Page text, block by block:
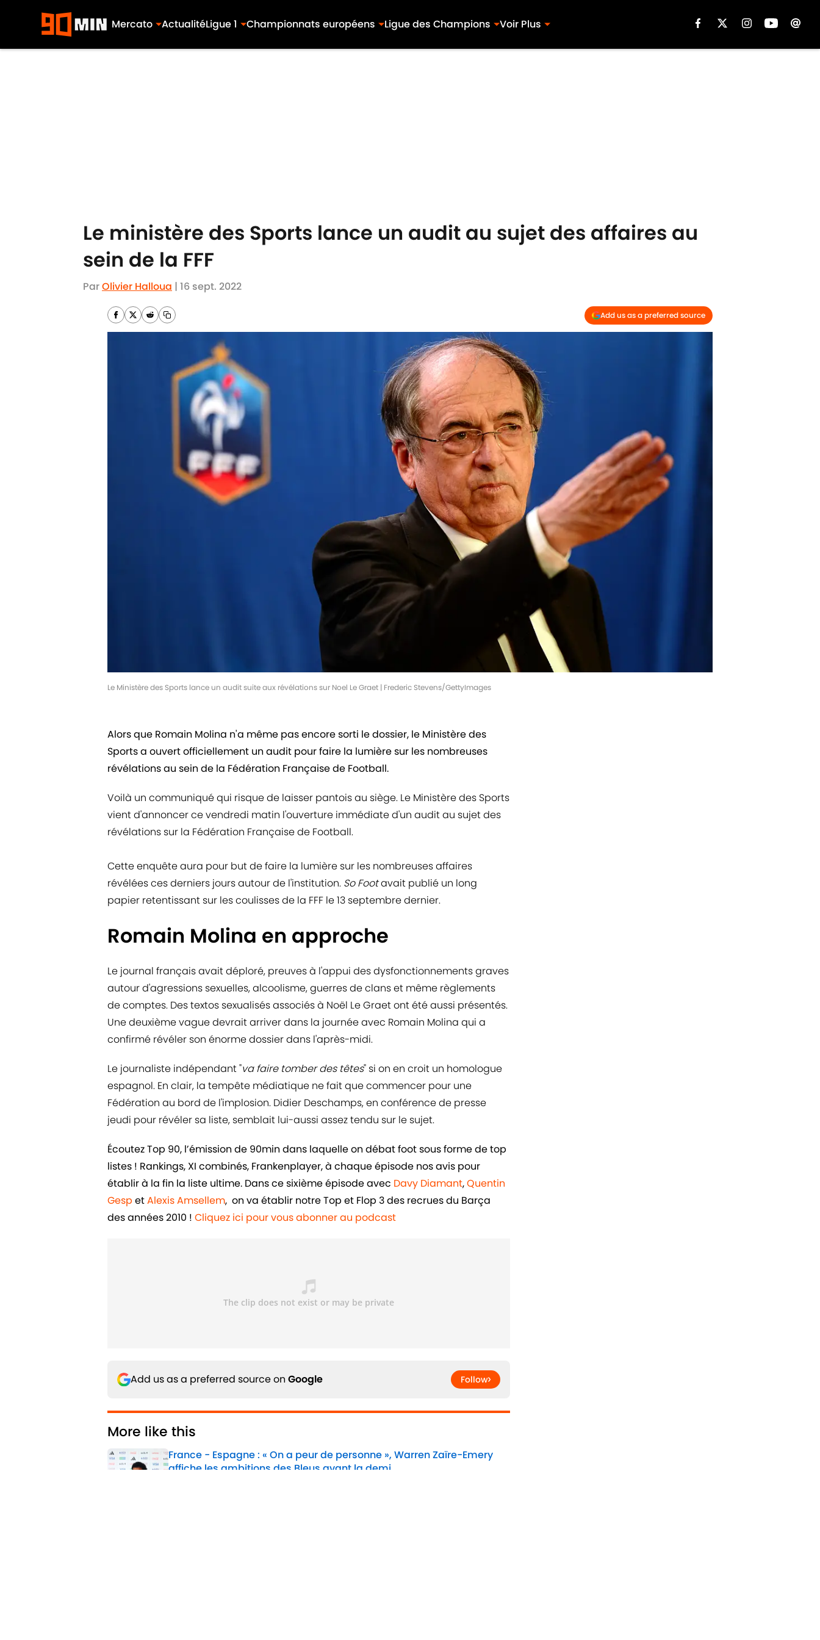
Mercato ActualitéLigue 1 Championnats européens Ligue des Champions Voir Plus
Le ministère des Sports lance un audit au sujet des affaires au
sein de la FFF
ParOlivier Halloua | 16 sept. 2022
Add us as a preferred source
Le Ministère des Sports lance un audit suite aux révélations sur Noel Le Graet | Frederic Stevens/GettyImages
Alors que Romain Molina n'a même pas encore sorti le dossier, le Ministère des
Sports a ouvert officiellement un audit pour faire la lumière sur les nombreuses
révélations au sein de la Fédération Française de Football.
Voilà un communiqué qui risque de laisser pantois au siège. Le Ministère des Sports
vient d'annoncer ce vendredi matin l'ouverture immédiate d'un audit au sujet des
révélations sur la Fédération Française de Football.
Cette enquête aura pour but de faire la lumière sur les nombreuses affaires
révélées ces derniers jours autour de l'institution. So Footavait publié un long
papier retentissant sur les coulisses de la FFF le 13 septembre dernier.
Romain Molina en approche
Le journal français avait déploré, preuves à l'appui des dysfonctionnements graves
autour d'agressions sexuelles, alcoolisme, guerres de clans et même règlements
de comptes. Des textos sexualisés associés à Noël Le Graet ont été aussi présentés.
Une deuxième vague devrait arriver dans la journée avec Romain Molina qui a
confirmé révéler son énorme dossier dans l'après-midi.
Le journaliste indépendant "va faire tomber des têtes" si on en croit un homologue
espagnol. En clair, la tempête médiatique ne fait que commencer pour une
Fédération au bord de l'implosion. Didier Deschamps, en conférence de presse
jeudi pour révéler sa liste, semblait lui-aussi assez tendu sur le sujet.
Écoutez Top 90, l’émission de 90min dans laquelle on débat foot sous forme de top
listes ! Rankings, XI combinés, Frankenplayer, à chaque épisode nos avis pour
établir à la fin la liste ultime. Dans ce sixième épisode avec Davy Diamant,Quentin
Gesp etAlexis Amsellem, on va établir notre Top et Flop 3 des recrues du Barça
des années 2010 ! Cliquez ici pour vous abonner au podcast
Add us as a preferred source on Google Follow
More like this
France - Espagne : « On a peur de personne », Warren Zaïre-Emery
affiche les ambitions des Bleus avant la demi